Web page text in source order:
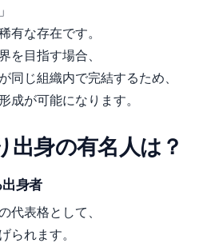
有な存在です。
を目指す場合、
同じ組織内で完結するため、
成が可能になります。
出身の有名人は？
身者
代表格として、
られます。